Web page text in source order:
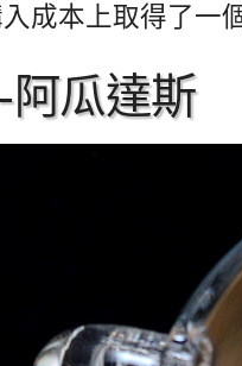
成本上取得了一
瓜達斯